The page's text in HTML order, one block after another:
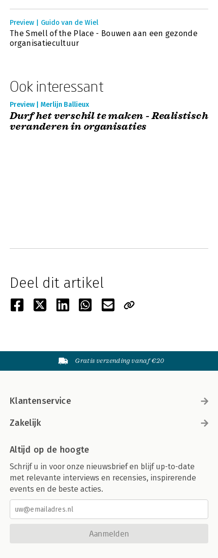
Preview | Guido van de Wiel
The Smell of the Place - Bouwen aan een gezonde
organisatiecultuur
Ook interessant
Preview | Merlijn Ballieux
Durf het verschil te maken - Realistisch
veranderen in organisaties
Deel dit artikel
Gratis verzending vanaf €20
Klantenservice
Zakelijk
Altijd op de hoogte
Schrijf u in voor onze nieuwsbrief en blijf up-to-date
met relevante interviews en recensies, inspirerende
events en de beste acties.
Aanmelden